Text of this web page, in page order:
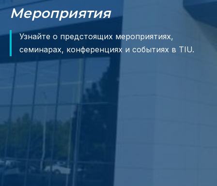
Мероприятия
Узнайте о предстоящих мероприятиях,
семинарах, конференциях и событиях в TIU.